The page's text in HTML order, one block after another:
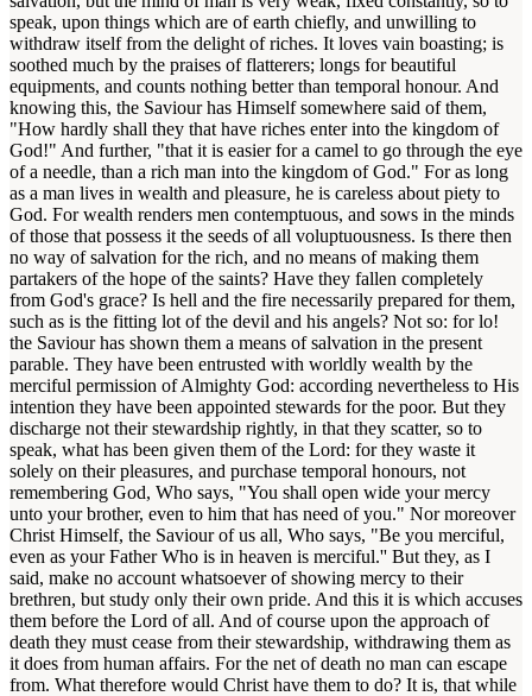
speak, upon things which are of earth chiefly, and unwilling to
withdraw itself from the delight of riches. It loves vain boasting; is
soothed much by the praises of flatterers; longs for beautiful
equipments, and counts nothing better than temporal honour. And
knowing this, the Saviour has Himself somewhere said of them,
"How hardly shall they that have riches enter into the kingdom of
God!" And further, "that it is easier for a camel to go through the eye
of a needle, than a rich man into the kingdom of God." For as long
as a man lives in wealth and pleasure, he is careless about piety to
God. For wealth renders men contemptuous, and sows in the minds
of those that possess it the seeds of all voluptuousness. Is there then
no way of salvation for the rich, and no means of making them
partakers of the hope of the saints? Have they fallen completely
from God's grace? Is hell and the fire necessarily prepared for them,
such as is the fitting lot of the devil and his angels? Not so: for lo!
the Saviour has shown them a means of salvation in the present
parable. They have been entrusted with worldly wealth by the
merciful permission of Almighty God: according nevertheless to His
intention they have been appointed stewards for the poor. But they
discharge not their stewardship rightly, in that they scatter, so to
speak, what has been given them of the Lord: for they waste it
solely on their pleasures, and purchase temporal honours, not
remembering God, Who says, "You shall open wide your mercy
unto your brother, even to him that has need of you." Nor moreover
Christ Himself, the Saviour of us all, Who says, "Be you merciful,
even as your Father Who is in heaven is merciful.'' But they, as I
said, make no account whatsoever of showing mercy to their
brethren, but study only their own pride. And this it is which accuses
them before the Lord of all. And of course upon the approach of
death they must cease from their stewardship, withdrawing them as
it does from human affairs. For the net of death no man can escape
from. What therefore would Christ have them to do? It is, that while